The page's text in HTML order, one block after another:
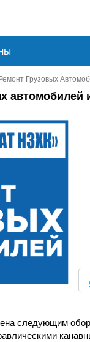
Грузовых
автомобилей
следующим